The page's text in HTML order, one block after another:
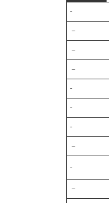
-
－
－
－
-
-
-
－
-
－